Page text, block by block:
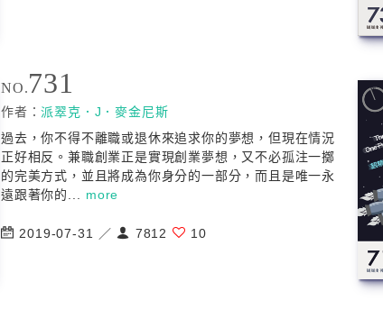
NO.731
作者：派翠克．J．麥金尼斯
過去，你不得不離職或退休來追求你的夢想，但現在情況
正好相反。兼職創業正是實現創業夢想，又不必孤注一擲
的完美方式，並且將成為你身分的一部分，而且是唯一永
遠跟著你的... more
2019-07-31 ／ 7812 10